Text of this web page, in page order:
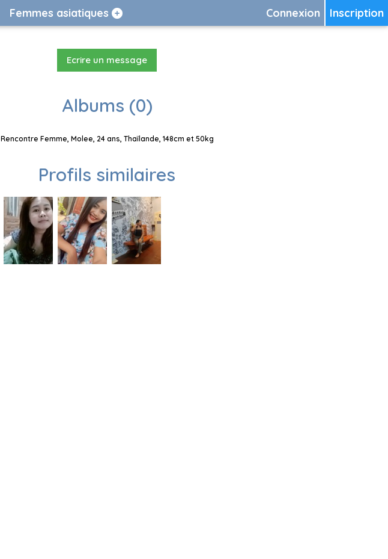
Inscription
Connexion
Femmes asiatiques
Ecrire un message
Albums (0)
Rencontre Femme, Molee, 24 ans, Thaïlande, 148cm et 50kg
Profils similaires